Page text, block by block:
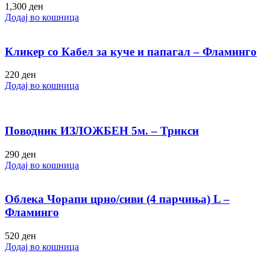
1,300 ден
Додај во кошница
Кликер со Кабел за куче и папагал – Фламинго
220 ден
Додај во кошница
Поводник ИЗЛОЖБЕН 5м. – Трикси
290 ден
Додај во кошница
Облека Чорапи црно/сиви (4 парчиња) L –
Фламинго
520 ден
Додај во кошница